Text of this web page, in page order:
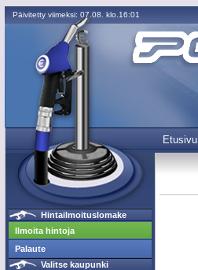
Päivitetty viimeksi: 07.08. klo.16:01
Etusivu
Hintailmoituslomake
Ilmoita hintoja
Palaute
Valitse kaupunki